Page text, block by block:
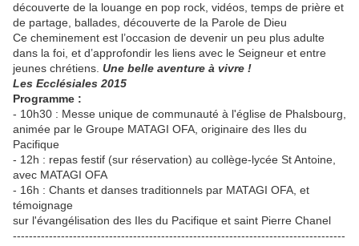
découverte de la louange en pop rock, vidéos, temps de prière et
de partage, ballades, découverte de la Parole de Dieu
Ce cheminement est l’occasion de devenir un peu plus adulte
dans la foi, et d’approfondir les liens avec le Seigneur et entre
jeunes chrétiens. Une belle aventure à vivre !
Les Ecclésiales 2015
Programme :
- 10h30 : Messe unique de communauté à l'église de Phalsbourg,
animée par le Groupe MATAGI OFA, originaire des Iles du
Pacifique
- 12h : repas festif (sur réservation) au collège-lycée St Antoine,
avec MATAGI OFA
- 16h : Chants et danses traditionnels par MATAGI OFA, et
témoignage
sur l'évangélisation des Iles du Pacifique et saint Pierre Chanel
-----------------------------------------------------------------------------------